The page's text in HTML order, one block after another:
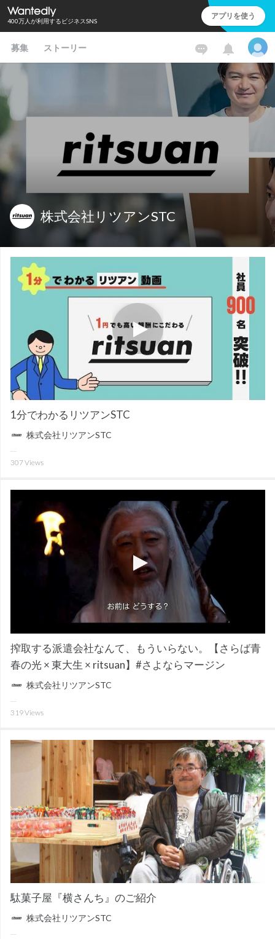
400万人が利用するビジネスSNS アプリを使う
募集 ストーリー
株式会社リツアンSTC
1分でわかるリツアンSTC
株式会社リツアンSTC
307Views
搾取する派遣会社なんて、もういらない。【さらば青
春の光 × 東大生 × ritsuan】#さよならマージン
株式会社リツアンSTC
319Views
駄菓子屋『横さんち』のご紹介
株式会社リツアンSTC